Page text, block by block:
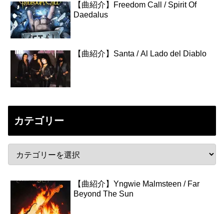
【曲紹介】Freedom Call / Spirit Of
Daedalus
【曲紹介】Santa / Al Lado del Diablo
カテゴリー
【曲紹介】Yngwie Malmsteen / Far
Beyond The Sun